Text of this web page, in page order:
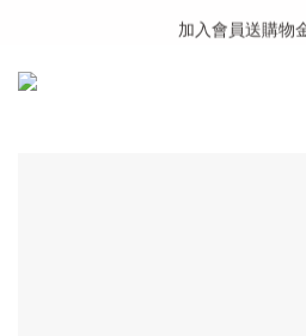
全館消費滿999免運費(溫
加入會員送購物
全館消費滿999免運費(溫